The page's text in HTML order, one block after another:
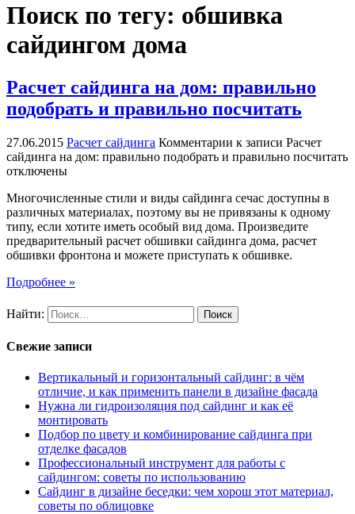
Поиск по тегу: обшивка
сайдингом дома
Расчет сайдинга на дом: правильно
подобрать и правильно посчитать
27.06.2015 Расчет сайдинга Комментарии к записи Расчет
сайдинга на дом: правильно подобрать и правильно посчитать
отключены
Многочисленные стили и виды сайдинга сечас доступны в
различных материалах, поэтому вы не привязаны к одному
типу, если хотите иметь особый вид дома. Произведите
предварительный расчет обшивки сайдинга дома, расчет
обшивки фронтона и можете приступать к обшивке.
Подробнее »
Найти:
Свежие записи
Вертикальный и горизонтальный сайдинг: в чём
отличие, и как применить панели в дизайне фасада
Нужна ли гидроизоляция под сайдинг и как её
монтировать
Подбор по цвету и комбинирование сайдинга при
отделке фасадов
Профессиональный инструмент для работы с
сайдингом: советы по использованию
Сайдинг в дизайне беседки: чем хорош этот материал,
советы по облицовке